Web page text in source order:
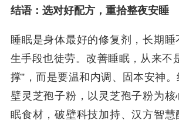
结语：选对好配方，重拾整夜安睡
睡眠是身体最好的修复剂，长期
生手段也徒劳。改善睡眠，从来不
撑”，而是要温和内调、固本安神
壁灵芝孢子粉，以灵芝孢子粉为核
眠食材，破壁科技加持、汉方智慧